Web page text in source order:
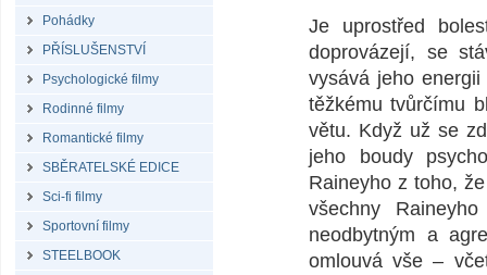
Pohádky
PŘÍSLUŠENSTVÍ
Psychologické filmy
Rodinné filmy
Romantické filmy
SBĚRATELSKÉ EDICE
Sci-fi filmy
Sportovní filmy
STEELBOOK
Je uprostřed
doprovázejí, se
vysává jeho
těžkému tvůrčímu
větu. Když už se
jeho boudy
Raineyho z toho,
všechny
neodbytným a
omlouvá vše –